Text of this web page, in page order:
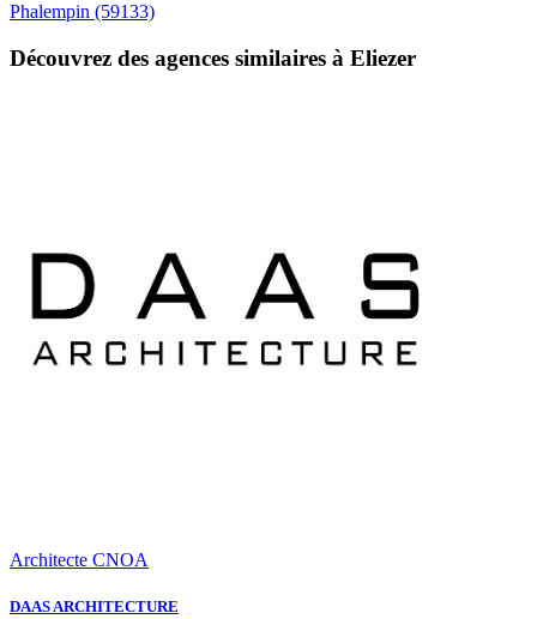
Phalempin (59133)
Découvrez des agences similaires à Eliezer
Architecte CNOA
DAAS ARCHITECTURE